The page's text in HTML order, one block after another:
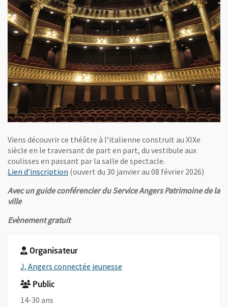
Viens découvrir ce théâtre à l’italienne construit au XIXe
siècle en le traversant de part en part, du vestibule aux
coulisses en passant par la salle de spectacle.
Lien d’inscription , Ouvre une nouvelle fenêtre
(ouvert du 30 janvier au 08 février 2026)
Avec un guide conférencier du Service Angers Patrimoine de la
ville
Evènement gratuit
Organisateur
J, Angers connectée jeunesse
Public
14-30 ans